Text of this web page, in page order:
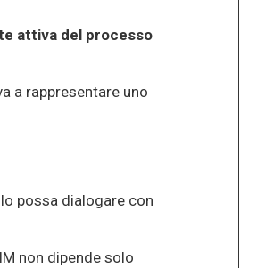
attiva del processo
a rappresentare uno
possa dialogare con
non dipende solo